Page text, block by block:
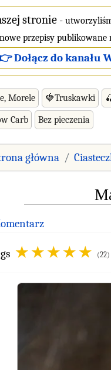
stronie -
przepisy publikowane
Dołącz do kanału
Morele 🍓Truskawki
Carb Bez pieczenia
główna
(22)